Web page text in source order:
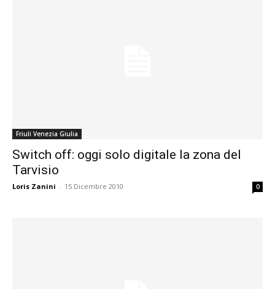
Friuli Venezia Giulia
Switch off: oggi solo digitale la zona del
Tarvisio
Loris Zanini - 15 Dicembre 2010 0